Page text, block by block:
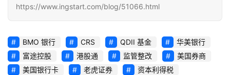
答
社
区
https://www.ingstart.com/blog/51066.html
BMO 银行 CRS QDII 基金
华美银行
富途控股
港股通 监管整改
美国券商
美国银行卡
老虎证券
资本利得税